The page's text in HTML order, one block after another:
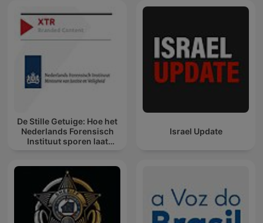
De Stille Getuige: Hoe het
Nederlands Forensisch
Instituut sporen laat
Israel Update